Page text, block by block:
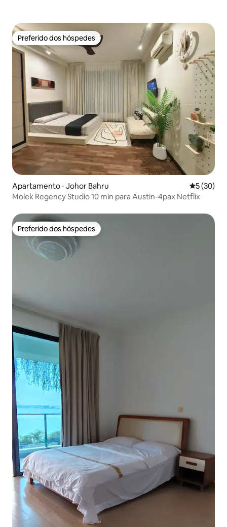
Preferido dos hóspedes
Preferido dos hóspedes
Apartamento ⋅ Johor Bahru 5 de uma
5 (30)
Molek Regency Studio 10 min para Austin-4pax Netflix
Preferido dos hóspedes
Preferido dos hóspedes